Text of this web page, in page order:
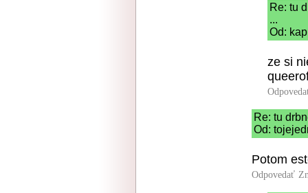
Re: tu
...
Od:
ze si
Re: tu
Od:
Potom
Odpovedať